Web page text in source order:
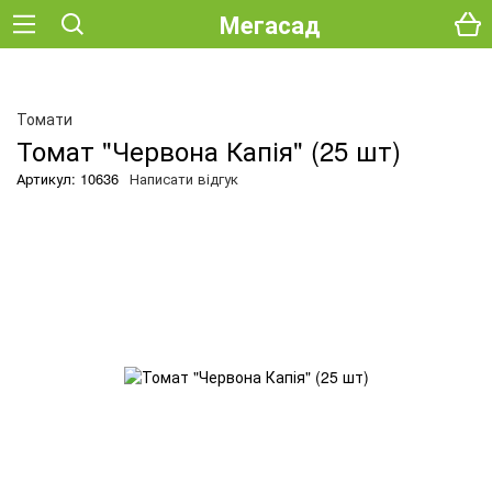
Мегасад
Томати
Томат "Червона Капія" (25 шт)
Артикул: 10636 Написати відгук